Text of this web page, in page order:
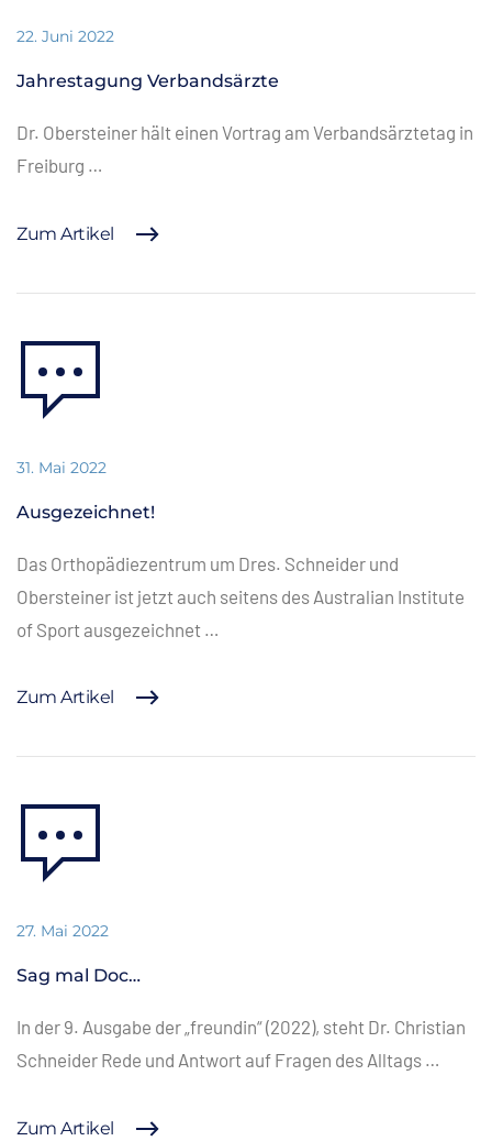
22. Juni 2022
Jahrestagung Verbandsärzte
Dr. Obersteiner hält einen Vortrag am Verbandsärztetag in
Freiburg …
Zum Artikel
31. Mai 2022
Ausgezeichnet!
Das Orthopädiezentrum um Dres. Schneider und
Obersteiner ist jetzt auch seitens des Australian Institute
of Sport ausgezeichnet …
Zum Artikel
27. Mai 2022
Sag mal Doc…
In der 9. Ausgabe der „freundin“ (2022), steht Dr. Christian
Schneider Rede und Antwort auf Fragen des Alltags …
Zum Artikel